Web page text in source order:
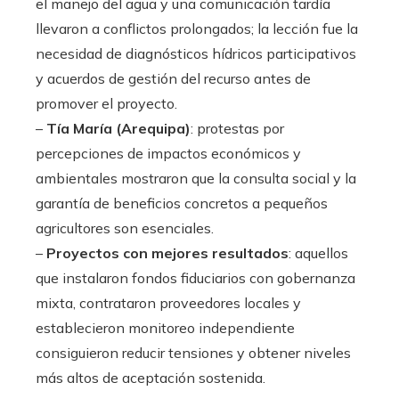
el manejo del agua y una comunicación tardía
llevaron a conflictos prolongados; la lección fue la
necesidad de diagnósticos hídricos participativos
y acuerdos de gestión del recurso antes de
promover el proyecto.
– Tía María (Arequipa): protestas por
percepciones de impactos económicos y
ambientales mostraron que la consulta social y la
garantía de beneficios concretos a pequeños
agricultores son esenciales.
– Proyectos con mejores resultados: aquellos
que instalaron fondos fiduciarios con gobernanza
mixta, contrataron proveedores locales y
establecieron monitoreo independiente
consiguieron reducir tensiones y obtener niveles
más altos de aceptación sostenida.